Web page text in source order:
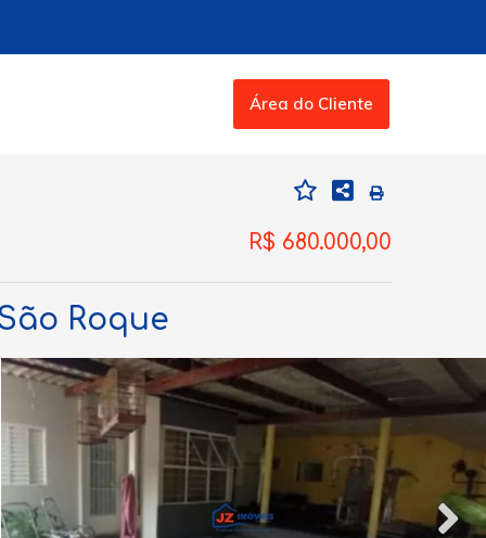
Área do Cliente
R$ 680.000,00
Roque